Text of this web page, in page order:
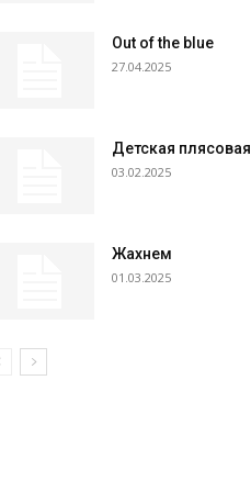
Out of the blue
27.04.2025
Детская плясовая
03.02.2025
Жахнем
01.03.2025